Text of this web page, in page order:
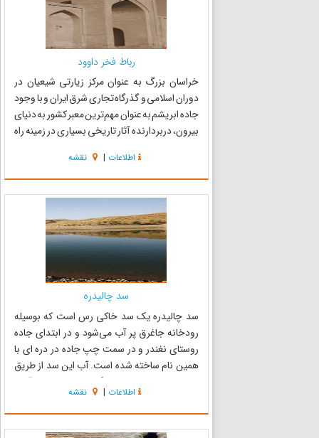
رباط فخر داوود
خراسان بزرگ به عنوان مرکز زیارتی شیعیان در
دوران اسلامی و گذرگاه تجاری شرق ایران و با وجود
جاده ابریشم به عنوان مهم‌ترین معبر کشور به دنیای
بیرون، دربردارنده آثار تاریخی بسیاری در زمینه راه
قدیمی ایران از دوره تیموریان است که در راه جاده
ابری...
اطلاعات | نقشه
سد چالیدره
سد چالیدره یک سد خاکی رس است که بوسیله
رودخانه جاغرق پر آب می‌شود و در ابتدای جاده
روستای نغندر و در سمت چپ جاده در دره ای با
همین نام ساخته شده است. آب این سد از طریق
رودخانه جاغرق تامین می‌گردد و سبب طراوت آب و
هوا در منطقه شده و امکانات و تسهیلات مناسبی
برای گردشگران در محل فراهم آم...
اطلاعات | نقشه